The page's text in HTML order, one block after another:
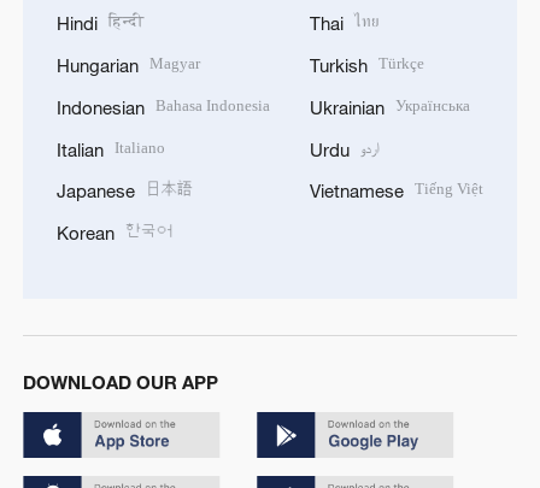
Hindi हिन्दी
Hungarian Magyar
Indonesian Bahasa Indonesia
Italian Italiano
Japanese 日本語
Korean 한국어
Thai ไทย
Turkish Türkçe
Ukrainian Українська
Urdu اردو
Vietnamese Tiếng Việt
DOWNLOAD OUR APP